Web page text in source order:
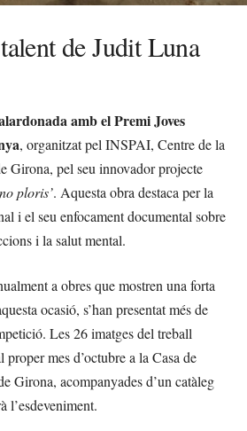
de Judit Luna
amb el Premi Joves
, organitzat pel INSPAI, Centre de la
Girona, pel seu innovador projecte
ploris’. Aquesta obra destaca per la
i el seu enfocament documental sobre
i la salut mental.
a obres que mostren una forta
ocasió, s’han presentat més de
Les 26 imatges del treball
proper mes d’octubre a la Casa de
Girona, acompanyades d’un catàleg
l’esdeveniment.